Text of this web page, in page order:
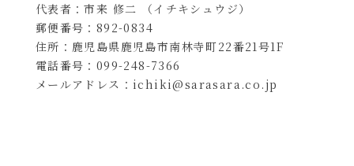
代表者：市来 修二 （イチキシュウジ）
郵便番号：892-0834
住所：鹿児島県鹿児島市南林寺町22番21号1F
電話番号：099-248-7366
メールアドレス： ichiki@sarasara.co.jp